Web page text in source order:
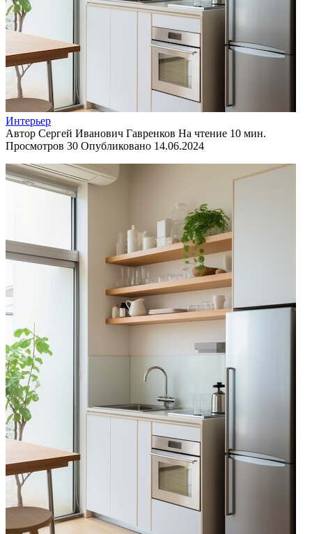
Интерьер
Автор Сергей Иванович Гавренков На чтение 10 мин.
Просмотров 30 Опубликовано 14.06.2024